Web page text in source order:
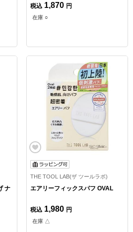
税込 1,870 円
在庫 ○
ナ
THE TOOL LAB(ザ ツールラボ)
エアリーフィックスパフ OVAL
税込 1,980 円
在庫 △